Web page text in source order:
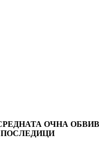
ОЧНА